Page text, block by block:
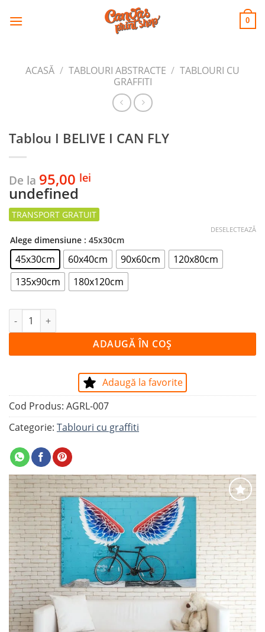
CANVAS
PRINT SHOP 0
ACASĂ / TABLOURI ABSTRACTE / TABLOURI CU
GRAFFITI
Adaugă
la
favorite
Tablou I BELIVE I CAN FLY
De la 95,00 lei
undefined
Alege dimensiune : 45x30cm
45x30cm 60x40cm 90x60cm
120x80cm
135x90cm
180x120cm
DESELECTEAZĂ
Cantitate Tablou I BELIVE I CAN FLY
ADAUGĂ ÎN COȘ
Adaugă la favorite
Cod Produs: AGRL-007
Categorie: Tablouri cu graffiti